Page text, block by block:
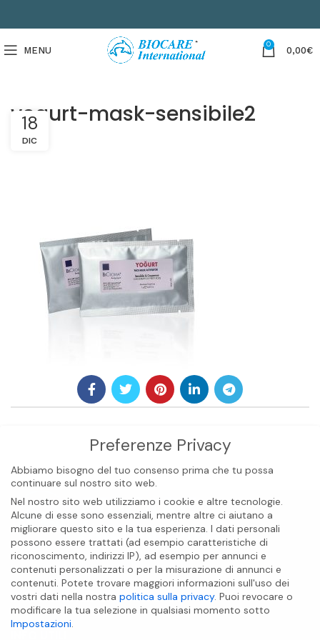
MENU
0
0,00€
yogurt-mask-sensibile2
18
DIC
BIOCARE INTERNATIONAL S.A.S
Preferenze Privacy
Abbiamo bisogno del tuo consenso prima che tu possa
continuare sul nostro sito web.
Nel nostro sito web utilizziamo i cookie e altre tecnologie.
Alcune di esse sono essenziali, mentre altre ci aiutano a
migliorare questo sito e la tua esperienza. I dati personali
possono essere trattati (ad esempio caratteristiche di
riconoscimento, indirizzi IP), ad esempio per annunci e
contenuti personalizzati o per la misurazione di annunci e
contenuti. Potete trovare maggiori informazioni sull'uso dei
vostri dati nella nostra politica sulla privacy. Puoi revocare o
modificare la tua selezione in qualsiasi momento sotto
Impostazioni.